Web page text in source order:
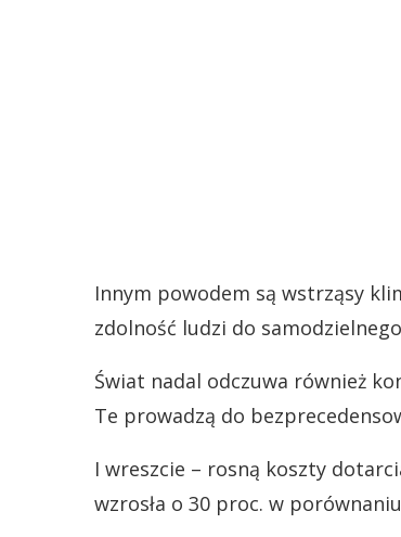
Innym powodem są wstrząsy
zdolność ludzi do
Świat nadal odczuwa również
Te prowadzą do
I wreszcie – rosną koszty
wzrosła o 30 proc. w